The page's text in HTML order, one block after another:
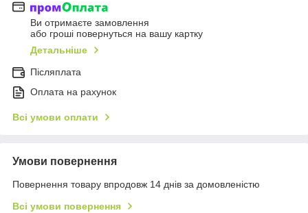
Ви отримаєте замовлення
або гроші повернуться на вашу картку
Детальніше
Післяплата
Оплата на рахунок
Всі умови оплати
Умови повернення
Повернення товару впродовж 14 днів за домовленістю
Всі умови повернення